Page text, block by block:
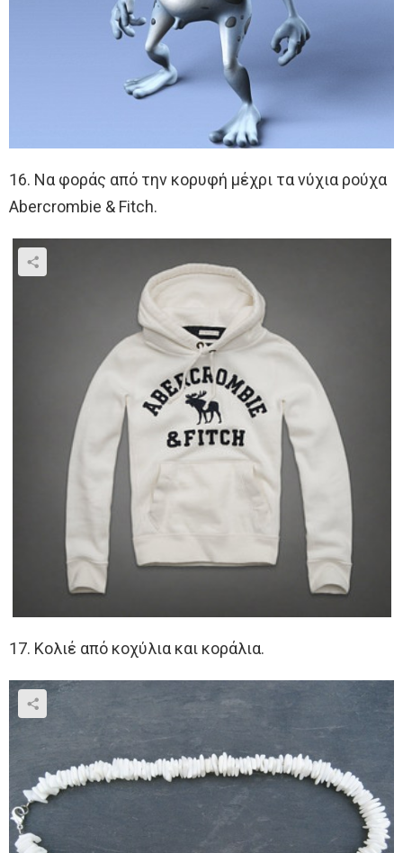
16. Να φοράς από την κορυφή μέχρι τα νύχια ρούχα
Abercrombie & Fitch.
17. Κολιέ από κοχύλια και κοράλια.